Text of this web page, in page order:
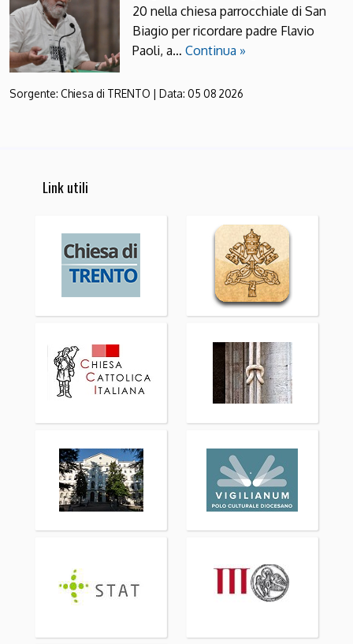
20 nella chiesa parrocchiale di San
Biagio per ricordare padre Flavio
Paoli, a… Continua »
Sorgente: Chiesa di TRENTO | Data: 05 08 2026
Link utili